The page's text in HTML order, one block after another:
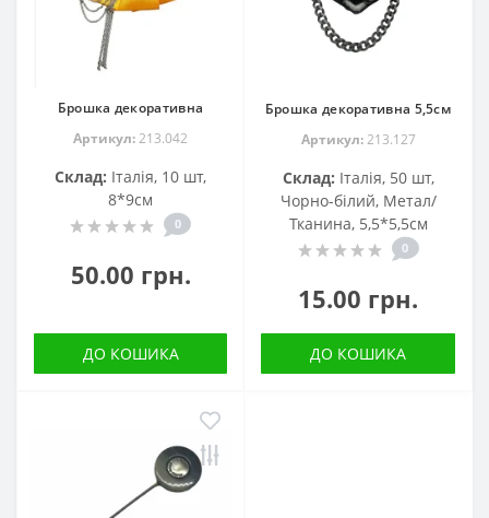
Брошка декоративна
Артикул:213.042
Склад: Італія, 10 шт,
8*9см
0
50.00 грн.
ДО КОШИКА
Брошка декоративна 5,5см
Артикул:213.127
Склад: Італія, 50 шт,
Чорно-білий, Метал/
Тканина, 5,5*5,5см
0
15.00 грн.
ДО КОШИКА